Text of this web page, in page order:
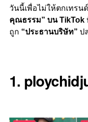
วันนี้เพื่อไม่ให้ตกเทรน
คุณธรรม” บน TikTok
ถูก “ประธานบริษัท” ป
1.